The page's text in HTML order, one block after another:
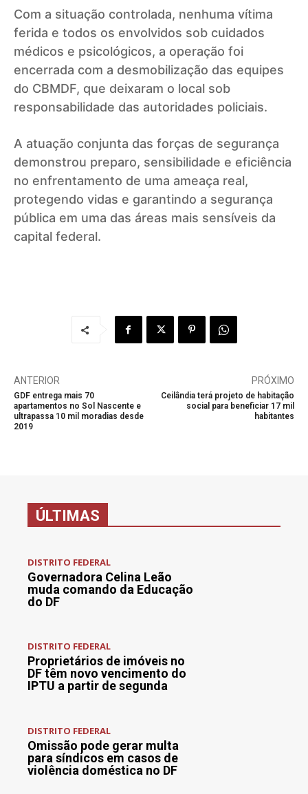
Com a situação controlada, nenhuma vítima
ferida e todos os envolvidos sob cuidados
médicos e psicológicos, a operação foi
encerrada com a desmobilização das equipes
do CBMDF, que deixaram o local sob
responsabilidade das autoridades policiais.
A atuação conjunta das forças de segurança
demonstrou preparo, sensibilidade e eficiência
no enfrentamento de uma ameaça real,
protegendo vidas e garantindo a segurança
pública em uma das áreas mais sensíveis da
capital federal.
ANTERIOR
GDF entrega mais 70
apartamentos no Sol Nascente e
ultrapassa 10 mil moradias desde
2019
PRÓXIMO
Ceilândia terá projeto de habitação
social para beneficiar 17 mil
habitantes
ÚLTIMAS
DISTRITO FEDERAL
Governadora Celina Leão
muda comando da Educação
do DF
DISTRITO FEDERAL
Proprietários de imóveis no
DF têm novo vencimento do
IPTU a partir de segunda
DISTRITO FEDERAL
Omissão pode gerar multa
para síndicos em casos de
violência doméstica no DF